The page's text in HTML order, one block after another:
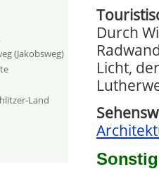
Durch
Licht,
(Jakobsweg)
Land